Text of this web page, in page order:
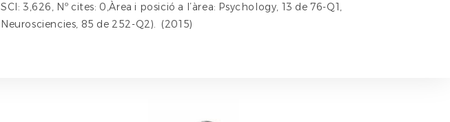
SCI: 3,626, Nº cites: 0,Àrea i posició a l’àrea: Psychology, 13 de 76-Q1,
Neurosciencies, 85 de 252-Q2). (2015)